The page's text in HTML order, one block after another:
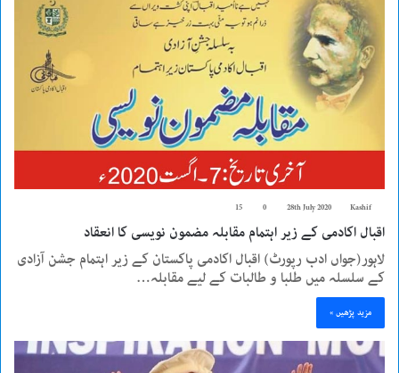
Kashif
28th July 2020
0
15
اقبال اکادمی کے زیر اہتمام مقابلہ مضمون نویسی کا انعقاد
لاہور(جواں ادب رپورٹ) اقبال اکادمی پاکستان کے زیر اہتمام جشن آزادی
کے سلسلہ میں طلبا و طالبات کے لیے مقابلہ…
مزید پڑھیں »